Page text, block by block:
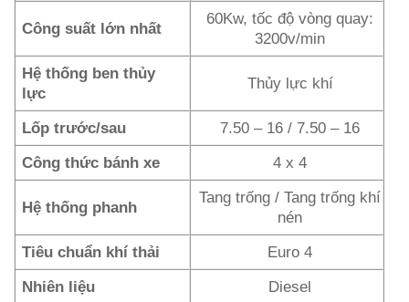
Công suất lớn nhất
60Kw, tốc độ vòng quay:
3200v/min
Hệ thống ben thủy
lực
Thủy lực khí
Lốp trước/sau
7.50 – 16 / 7.50 – 16
Công thức bánh xe
4 x 4
Hệ thống phanh
Tang trống / Tang trống khí
nén
Tiêu chuẩn khí thải
Euro 4
Nhiên liệu
Diesel